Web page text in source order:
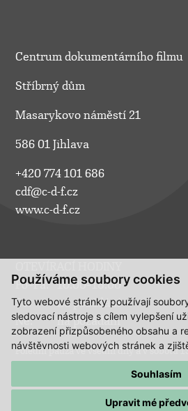
Používáme soubory cookies
Tyto webové stránky používají
sledovací nástroje s cílem vylepšení
zobrazení přizpůsobeného obsahu a
návštěvnosti webových stránek a
Souhlasím
Upravit mé
Centrum dokumentárního filmu
Stříbrný dům
Masarykovo náměstí 21
586 01 Jihlava
+420 774 101 686
cdf@c-d-f.cz
www.c-d-f.cz
Po–Pá:
10.00–18.00
So:
na požádání
Ne:
na požádání
Polední pauza ve všední dny a v sobotu